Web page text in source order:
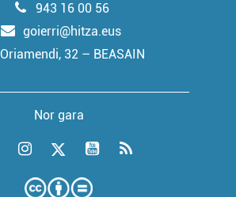
943 16 00 56
goierri@hitza.eus
Oriamendi, 32 – BEASAIN
Nor gara